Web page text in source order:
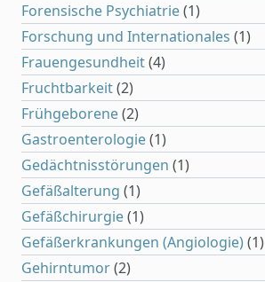
Forensische Psychiatrie(1)
Forschung und Internationales (1)
Frauengesundheit(4)
Fruchtbarkeit(2)
Frühgeborene(2)
Gastroenterologie(1)
Gedächtnisstörungen (1)
Gefäßalterung (1)
Gefäßchirurgie(1)
Gefäßerkrankungen (Angiologie)(1)
Gehirntumor(2)